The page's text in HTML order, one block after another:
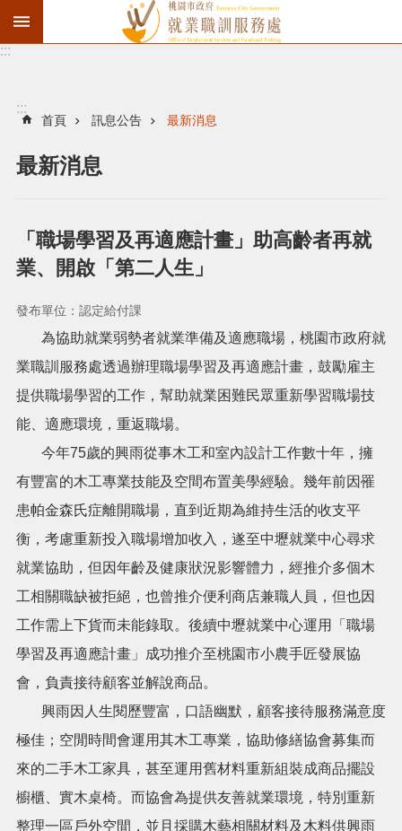
報
徵
才
失
業
付
進
階
尋息
公
告
認
識
們
業
務
資
訊
民
服
機
:::
:::
首頁 訊息公告 最新消息
最新消息
「職場學習及再適應計畫」助高齡者再就
業、開啟「第二人生」
發布單位：認定給付課
為協助就業弱勢者就業準備及適應職場，桃園市政府就
業職訓服務處透過辦理職場學習及再適應計畫，鼓勵雇主
提供職場學習的工作，幫助就業困難民眾重新學習職場技
能、適應環境，重返職場。
今年75歲的興雨從事木工和室內設計工作數十年，擁
有豐富的木工專業技能及空間布置美學經驗。幾年前因罹
患帕金森氏症離開職場，直到近期為維持生活的收支平
衡，考慮重新投入職場增加收入，遂至中壢就業中心尋求
就業協助，但因年齡及健康狀況影響體力，經推介多個木
工相關職缺被拒絕，也曾推介便利商店兼職人員，但也因
工作需上下貨而未能錄取。後續中壢就業中心運用「職場
學習及再適應計畫」成功推介至桃園市小農手匠發展協
會，負責接待顧客並解說商品。
興雨因人生閱歷豐富，口語幽默，顧客接待服務滿意度
極佳；空閒時間會運用其木工專業，協助修繕協會募集而
來的二手木工家具，甚至運用舊材料重新組裝成商品擺設
櫥櫃、實木桌椅。而協會為提供友善就業環境，特別重新
整理一區戶外空間，並且採購木藝相關材料及木料供興雨